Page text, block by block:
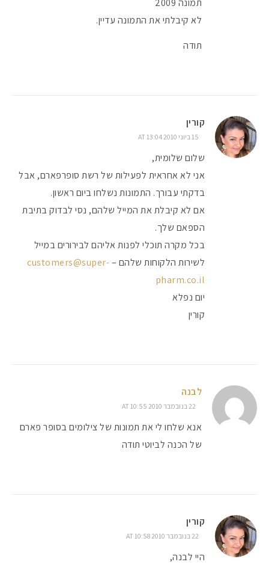
תמונה 2009
לא קיבלתי את התמונה עדיין.
תודה
קורין
15 ביוני 2010 AT 13:04
שלום שלומית,
אני לא אחראית לפעילות של רשת סופרפארם, אבל
בדקתי עבורך. התמונות נשלחו ביום ראשון.
אם לא קיבלת את המייל שלהם, נסי לבדוק בתיבת
הספאם שלך.
בכל מקרה תוכלי לפנות אליהם לבירורים במייל
לשירות הלקוחות שלהם –customers@super-
pharm.co.il
יום נפלא
קורין
לבנה
22 בנובמבר 2010 AT 10:55
אנא שלחו לי את תמונות של צילומים בסופר פארם
של הכנה לביוטי תודה
קורין
22 בנובמבר 2010 AT 10:58
היי לבנה,